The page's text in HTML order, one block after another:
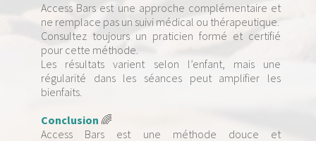
Access Bars est une approche complémentaire et
ne remplace pas un suivi médical ou thérapeutique.
Consultez toujours un praticien formé et certifié
pour cette méthode.
Les résultats varient selon l’enfant, mais une
régularité dans les séances peut amplifier les
bienfaits.
Conclusion 🌈
Access Bars est une méthode douce et